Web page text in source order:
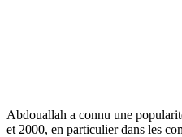
Abdouallah a connu une
et 2000, en particulier dans les